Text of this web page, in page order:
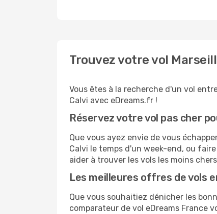
Trouvez votre vol
Vous êtes à la recherche d'un vol
Calvi avec eDreams.fr !
Réservez votre vol pas cher
Que vous ayez envie de vous
Calvi le temps d'un week-end, ou
aider à trouver les vols les moins
Les meilleures offres de vols
Que vous souhaitiez dénicher les
comparateur de vol eDreams France